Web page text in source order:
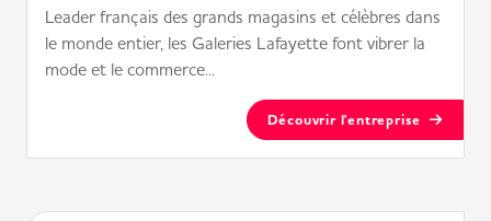
Leader français des grands magasins et célèbres dans
le monde entier, les Galeries Lafayette font vibrer la
mode et le commerce...
Découvrir l'entreprise